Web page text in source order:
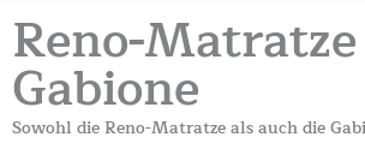
Reno-
Gabione
Sowohl die Reno-Matratze als auch die